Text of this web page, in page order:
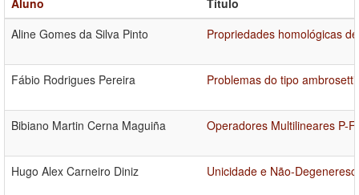
Aluno
Título
Aline Gomes da Silva Pinto
Propriedades homológicas
Fábio Rodrigues Pereira Problemas do tipo
Bibiano Martin Cerna Maguiña Operadores Multilineares P-
Hugo Alex Carneiro Diniz Unicidade e Não-